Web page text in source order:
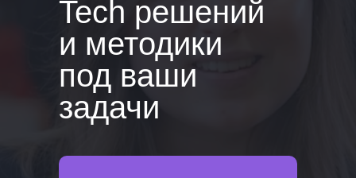
Tech решений
и методики
под ваши
задачи